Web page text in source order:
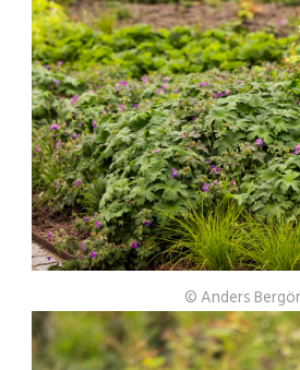
© Anders